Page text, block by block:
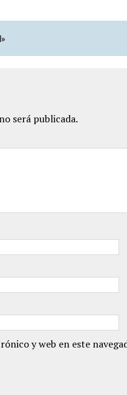
será publicada.
y web en este